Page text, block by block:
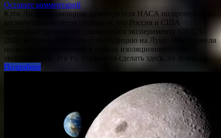
Оставьте комментарий
Кэти Лидерс, помощник руководителя НАСА по проведению
космический полетов сообщила, что Россия и США
продолжат проведение совместного эксперимента SIRIUS-
2021, который моделирует экспедицию на Луну. «Мы провели
несколько исследований в рамках изоляционного
эксперимента. Это то, что можно сделать здесь, на Земле.…
Подробнее